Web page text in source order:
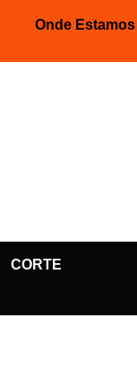
Onde Estamos
CORTE